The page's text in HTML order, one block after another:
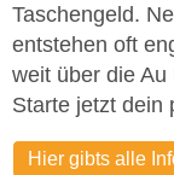
Taschengeld.
entstehen oft
weit über die
Starte jetzt dein
Hier gibts alle